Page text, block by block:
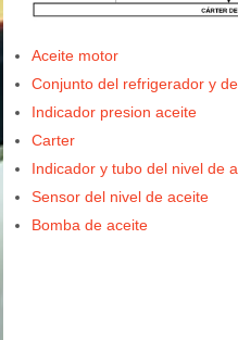
Aceite motor
Conjunto del refrigerador y
Indicador presion aceite
Carter
Indicador y tubo del nivel de
Sensor del nivel de aceite
Bomba de aceite